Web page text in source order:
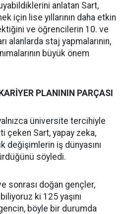
anlatan Sart,
için lise yıllarının daha etkin
ve öğrencilerin 10. ve
alanlarda staj yapmalarının,
büyük önem
PLANININ PARÇASI
üniversite tercihiyle
çeken Sart, yapay zeka,
iş dünyasını
söyledi.
sonrası doğan gençler,
ki 125 yaşını
böyle bir durumda